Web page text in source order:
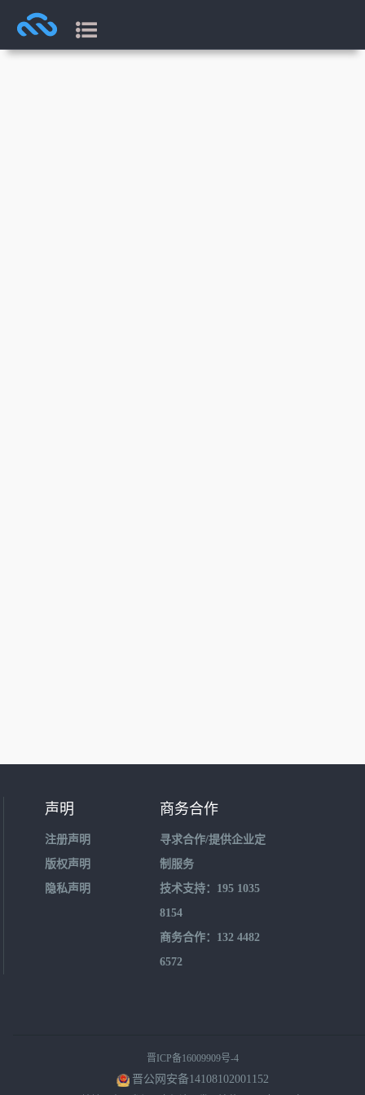
声明
注册声明
版权声明
隐私声明
商务合作
寻求合作/提供企业定
制服务
技术支持：195 1035
8154
商务合作：132 4482
6572
晋ICP备16009909号-4
晋公网安备14108102001152